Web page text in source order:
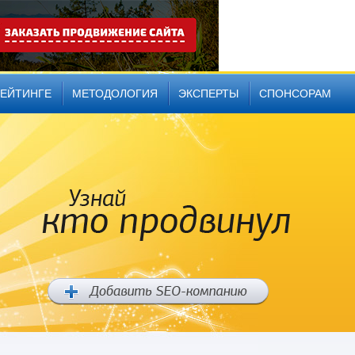
МЕТОДОЛОГИЯ ЭКСПЕРТЫ СПОНСОРАМ